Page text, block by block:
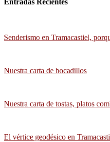
Entradas Recientes
Senderismo en Tramacastiel,
Nuestra carta de bocadillos
Nuestra carta de tostas, platos
El vértice geodésico en